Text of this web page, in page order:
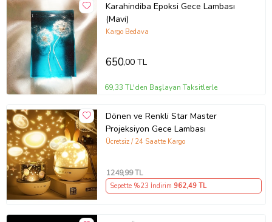
Karahindiba Epoksi Gece Lambası
(Mavi)
Kargo Bedava
650,00 TL
69,33 TL'den Başlayan Taksitlerle
Dönen ve Renkli Star Master
Projeksiyon Gece Lambası
Ücretsiz / 24 Saatte Kargo
1249,99 TL
Sepette %23 İndirim 962,49 TL